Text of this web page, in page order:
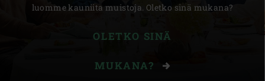
luomme kauniita muistoja. Oletko sinä mukana?
OLETKO SINÄ
MUKANA?